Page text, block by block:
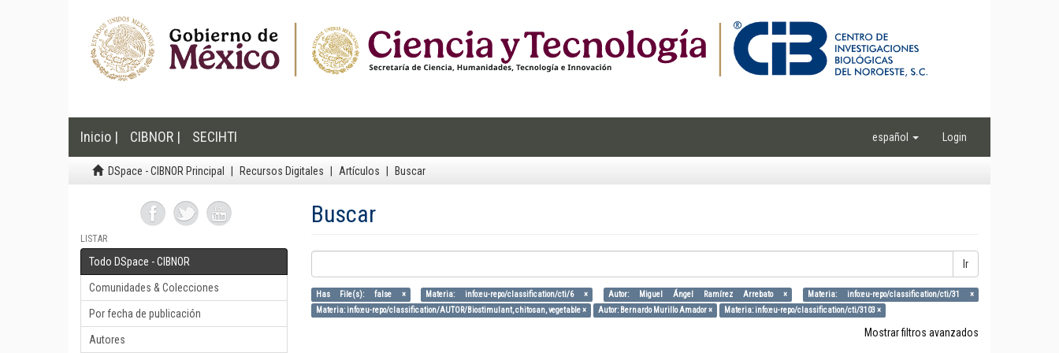
Inicio | CIBNOR | SECIHTI español Login
DSpace - CIBNOR Principal Recursos Digitales Artículos Buscar
LISTAR
Todo DSpace - CIBNOR
Comunidades & Colecciones
Por fecha de publicación
Autores
Buscar
Ir
Has File(s): false × Materia: info:eu-repo/classification/cti/6 × Autor: Miguel Ángel Ramírez Arrebato ×
Materia: info:eu-repo/classification/cti/31 ×
Materia: info:eu-repo/classification/AUTOR/Biostimulant, chitosan, vegetable ×
Autor: Bernardo Murillo Amador × Materia: info:eu-repo/classification/cti/3103 ×
Mostrar filtros avanzados